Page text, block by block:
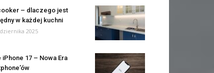
– dlaczego jest
w każdej kuchni
2025
iPhone 17 – Nowa Era